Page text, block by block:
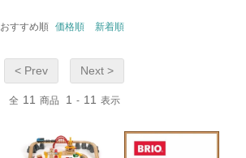
おすすめ順 価格順 新着順
< Prev Next >
全 11 商品 1 - 11 表示